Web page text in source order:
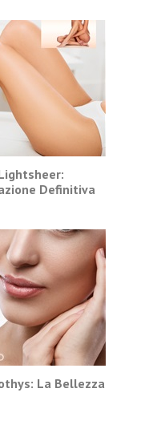
Definitiva
La Bellezza